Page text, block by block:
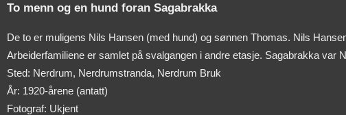
To menn og en hund foran Sagabrakka
De to er muligens Nils Hansen (med hund) og sønnen Thomas. Nils
Arbeiderfamiliene er samlet på svalgangen i andre etasje. Sagabrakka var
Sted: Nerdrum, Nerdrumstranda, Nerdrum Bruk
År: 1920-årene (antatt)
Fotograf: Ukjent